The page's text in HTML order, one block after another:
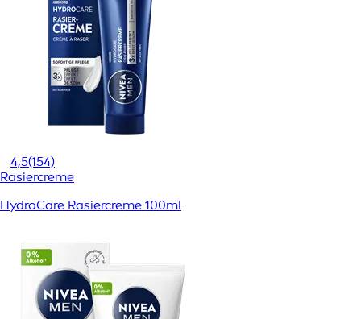
4,5(154)
Rasiercreme
HydroCare Rasiercreme 100ml